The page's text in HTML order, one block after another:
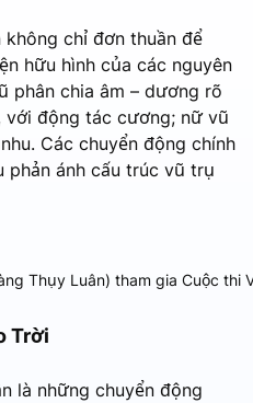
chỉ đơn thuần để
hữu hình của các nguyên
phân chia âm – dương rõ
với động tác cương; nữ vũ
Các chuyển động chính
ánh cấu trúc vũ trụ
Thụy Luân) tham gia Cuộc
Trời
là những chuyển động